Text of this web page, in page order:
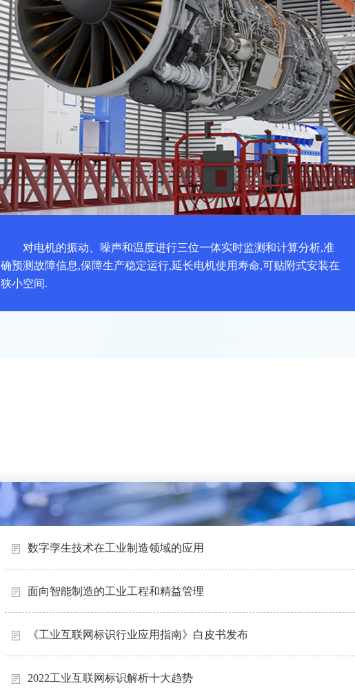
对电机的振动、噪声和温度进行三位一体实时监测和计算分析,准
确预测故障信息,保障生产稳定运行,延长电机使用寿命,可贴附式安装在
狭小空间.
数字孪生技术在工业制造领域的应用
面向智能制造的工业工程和精益管理
《工业互联网标识行业应用指南》白皮书发布
2022工业互联网标识解析十大趋势